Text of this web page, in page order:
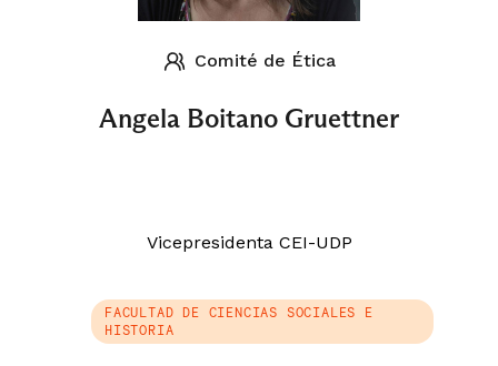
Comité de Ética
Angela Boitano Gruettner
Vicepresidenta CEI-UDP
FACULTAD DE CIENCIAS SOCIALES E
HISTORIA